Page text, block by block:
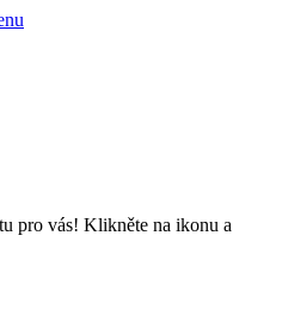
pro vás! Klikněte na ikonu a